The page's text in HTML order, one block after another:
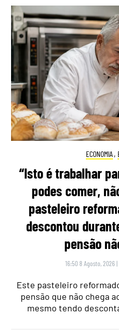
ECONOMIA ,
“Isto é trabalhar
podes comer,
pasteleiro
descontou
pensão
16:50 8 Agosto, 2026 |
Este pasteleiro
pensão que não chega
mesmo tendo